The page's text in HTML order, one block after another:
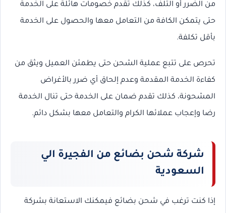
من الضرر أو التلف، كذلك تقدم خصومات هائلة على الخدمة
حتى يتمكن الكافة من التعامل معها والحصول على الخدمة
بأقل تكلفة.
تحرص على تتبع عملية الشحن حتى يطمئن العميل ويثق من
كفاءة الخدمة المقدمة وعدم إلحاق أي ضرر بالأغراض
المشحونة، كذلك تقدم ضمان على الخدمة حتى تنال الخدمة
رضا وإعجاب عملائها الكرام والتعامل معها بشكل دائم.
شركة شحن بضائع من الفجيرة الي
السعودية
إذا كنت ترغب في شحن بضائع فيمكنك الاستعانة بشركة